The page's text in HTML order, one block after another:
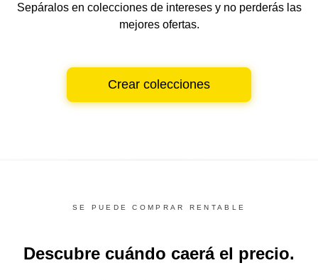
Sepáralos en colecciones de intereses y no perderás las
mejores ofertas.
Crear colecciones
SE PUEDE COMPRAR RENTABLE
Descubre cuándo caerá el precio.